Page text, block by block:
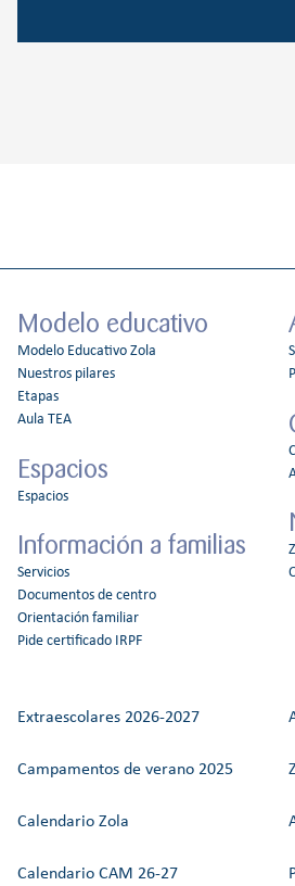
Modelo educativo
Modelo Educativo Zola
Nuestros pilares
Etapas
Aula TEA
Espacios
Espacios
Información a familias
Servicios
Documentos de centro
Orientación familiar
Pide certificado IRPF
Extraescolares 2026-2027
Campamentos de verano 2025
Calendario Zola
Calendario CAM 26-27